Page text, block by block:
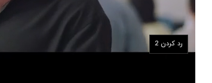
رد کردن 1